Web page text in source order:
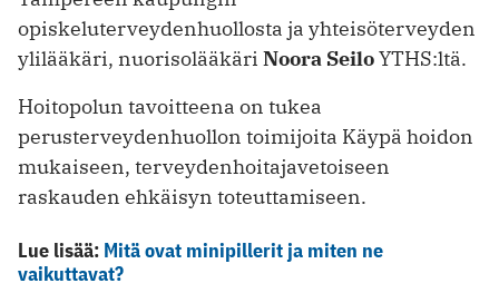
opiskeluterveydenhuollosta ja yhteisöterveyden
ylilääkäri, nuorisolääkäri Noora SeiloYTHS:ltä.
Hoitopolun tavoitteena on tukea
perusterveydenhuollon toimijoita Käypä hoidon
mukaiseen, terveydenhoitaja­vetoiseen
raskauden ehkäisyn toteuttamiseen.
Lue lisää: Mitä ovat minipillerit ja miten ne
vaikuttavat?